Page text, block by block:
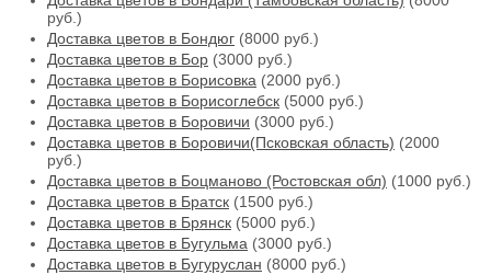
руб.)
Доставка цветов в Бондюг (8000 руб.)
Доставка цветов в Бор (3000 руб.)
Доставка цветов в Борисовка (2000 руб.)
Доставка цветов в Борисоглебск (5000 руб.)
Доставка цветов в Боровичи (3000 руб.)
Доставка цветов в Боровичи(Псковская область) (2000
руб.)
Доставка цветов в Боцманово (Ростовская обл) (1000 руб.)
Доставка цветов в Братск (1500 руб.)
Доставка цветов в Брянск (5000 руб.)
Доставка цветов в Бугульма (3000 руб.)
Доставка цветов в Бугуруслан (8000 руб.)